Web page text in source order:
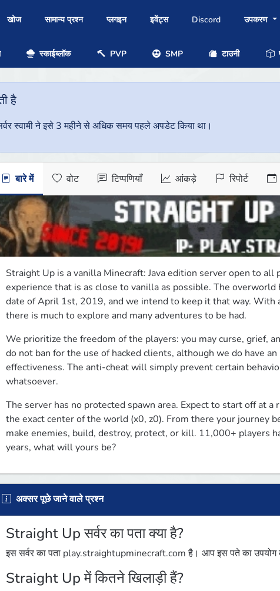
खोज सामान्य प्रश्न प्लगइन इवेंट्स Discord उपकरण
स्काईब्लॉक PVP SMP टाउनी
है
स्वामी ने इसे 3 महीने से अधिक समय पहले अपडेट किया था।
बारे में वोट टिप्पणियाँ आंकड़े रिपोर्ट
Straight Up is a vanilla Minecraft: Java edition server open to all
experience that is as close to vanilla as possible. The
date of April 1st, 2019, and we intend to keep it that way. With
there is much to explore and many adventures to be had.
We prioritize the freedom of the players: you may curse, grief,
do not ban for the use of hacked clients, although we do have
effectiveness. The anti-cheat will simply prevent certain
whatsoever.
The server has no protected spawn area. Expect to start off at
the exact center of the world (x0, z0). From there your journey
make enemies, build, destroy, protect, or kill. 11,000+ players
years, what will yours be?
अक्सर पूछे जाने वाले प्रश्न
Straight Up सर्वर का पता क्या है?
इस सर्वर का पता play.straightupminecraft.com है। आप इस पते का
Straight Up में कितने खिलाड़ी हैं?